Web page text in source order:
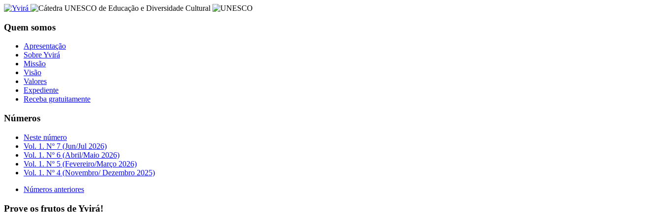
Quem somos
Apresentação
Sobre Yvirá
Missão
Visão
Valores
Expediente
Receba gratuitamente
Números
Neste número
Vol. 1. Nº 7 (Jun/Jul 2026)
Vol. 1. Nº 6 (Abril/Maio 2026)
Vol. 1. Nº 5 (Fevereiro/Março 2026)
Vol. 1. Nº 4 (Novembro/ Dezembro 2025)
Números anteriores
Prove os frutos de Yvirá!